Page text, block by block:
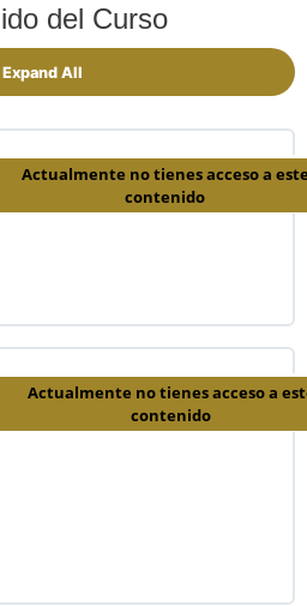
del Curso
Expand All
Actualmente no tienes acceso a
contenido
HOMBRE
MUJER
Actualmente no tienes acceso a
contenido